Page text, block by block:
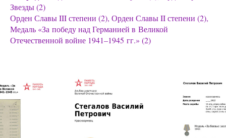
Звезды (2)
Орден Славы III степени (2), Орден Славы II степени (2),
Медаль «За победу над Германией в Великой
Отечественной войне 1941–1945 гг.» (2)